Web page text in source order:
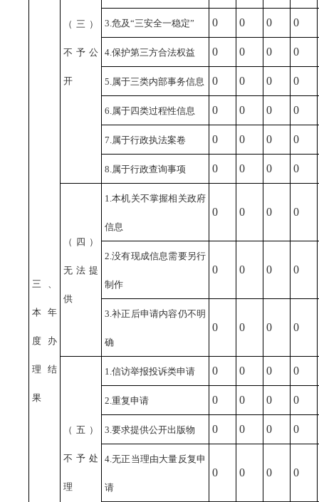
三、
本年
度办
理结
果
（三）
不予公
开
3.危及“三安全一稳定” 0 0 0 0
4.保护第三方合法权益 0 0 0 0
5.属于三类内部事务信息 0 0 0 0
6.属于四类过程性信息 0 0 0 0
7.属于行政执法案卷 0 0 0 0
8.属于行政查询事项 0 0 0 0
（四）
无法提
供
1.本机关不掌握相关政府
信息
0 0 0 0
2.没有现成信息需要另行
制作
0 0 0 0
3.补正后申请内容仍不明
确
0 0 0 0
（五）
不予处
理
1.信访举报投诉类申请 0 0 0 0
2.重复申请 0 0 0 0
3.要求提供公开出版物 0 0 0 0
4.无正当理由大量反复申
请
0 0 0 0